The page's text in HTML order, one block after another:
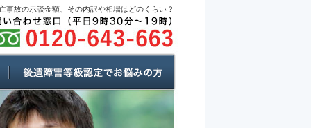
事故の示談金額、その内訳や相場はどのくらい？